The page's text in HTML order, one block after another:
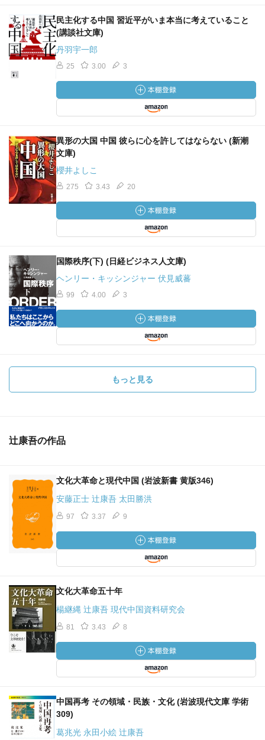
民主化する中国 習近平がいま本当に考えていること
(講談社文庫)
丹羽宇一郎
25 3.00 3
異形の大国 中国 彼らに心を許してはならない (新潮
文庫)
櫻井よしこ
275 3.43 20
国際秩序(下) (日経ビジネス人文庫)
ヘンリー・キッシンジャー 伏見威蕃
99 4.00 3
もっと見る
辻康吾の作品
文化大革命と現代中国 (岩波新書 黄版346)
安藤正士 辻康吾 太田勝洪
97 3.37 9
文化大革命五十年
楊継縄 辻康吾 現代中国資料研究会
81 3.43 8
中国再考 その領域・民族・文化 (岩波現代文庫 学術
309)
葛兆光 永田小絵 辻康吾